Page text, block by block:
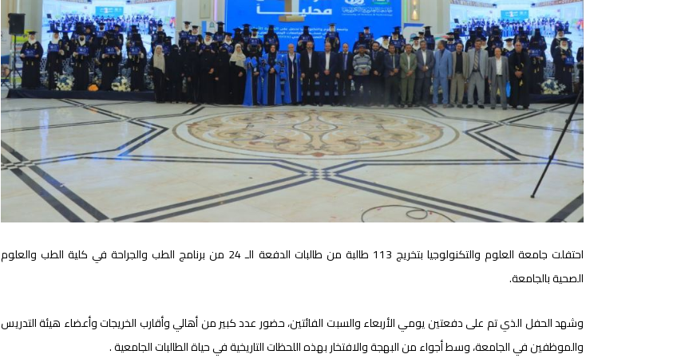
احتفلت جامعة العلوم والتكنولوجيا بتخريج 113 طالبة من طالبات الدفعة الـ 24 من برنامج الطب والجراحة في كلية الطب والعلوم
الصحية بالجامعة.
وشهد الحفل الذي تم على دفعتين يومي الأربعاء والسبت الفائتين، حضور عدد كبير من أهالي وأقارب الخريجات وأعضاء هيئة التدريس
والموظفين في الجامعة، وسط أجواء من البهجة والافتخار بهذه اللحظات التاريخية في حياة الطالبات الجامعية .